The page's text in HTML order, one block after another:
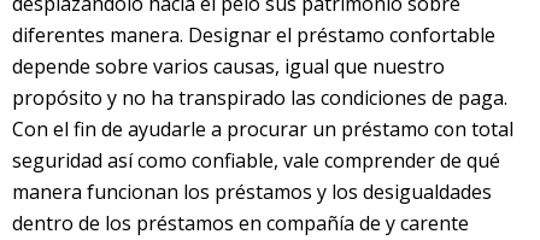
diferentes manera. Designar el préstamo confortable
depende sobre varios causas, igual que nuestro
propósito y no ha transpirado las condiciones de paga.
Con el fin de ayudarle a procurar un préstamo con total
seguridad así­ como confiable, vale comprender de qué
manera funcionan los préstamos y los desigualdades
dentro de los préstamos en compañía de y carente